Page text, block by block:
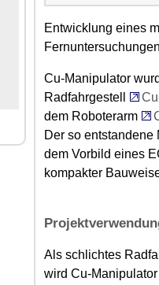
Entwicklung eines
Cu-Manipulator
Radfahrgestell
dem Roboterarm
Der so entstandene
dem Vorbild eines
kompakter
Als schlichtes
wird Cu-